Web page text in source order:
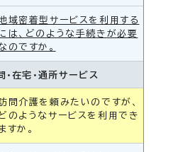
域密着型サービスを利用する
は、どのような手続きが必要
のですか。
・在宅・通所サービス
問介護を頼みたいのですが、
のようなサービスを利用でき
すか。